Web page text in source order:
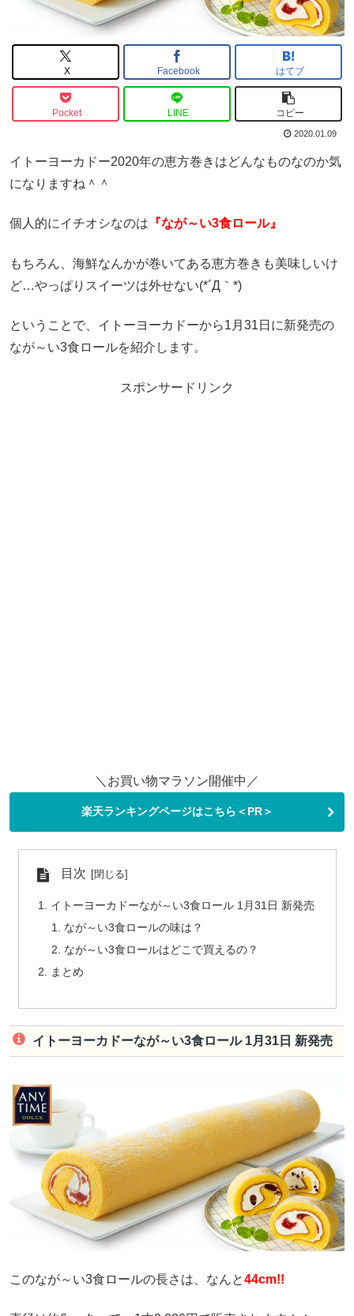
X Facebook はてブ
Pocket LINE コピー
2020.01.09
イトーヨーカドー2020年の恵方巻きはどんなものなのか気
になりますね＾＾
個人的にイチオシなのは 『なが～い3食ロール』
もちろん、海鮮なんかが巻いてある恵方巻きも美味しいけ
ど…やっぱりスイーツは外せない(*´Д｀*)
ということで、イトーヨーカドーから1月31日に新発売の
なが～い3食ロールを紹介します。
スポンサードリンク
＼お買い物マラソン開催中／
楽天ランキングページはこちら＜PR＞
目次
イトーヨーカドーなが～い3食ロール 1月31日 新発売
なが～い3食ロールの味は？
なが～い3食ロールはどこで買えるの？
まとめ
イトーヨーカドーなが～い3食ロール 1月31日 新発売
このなが～い3食ロールの長さは、なんと44cm!!